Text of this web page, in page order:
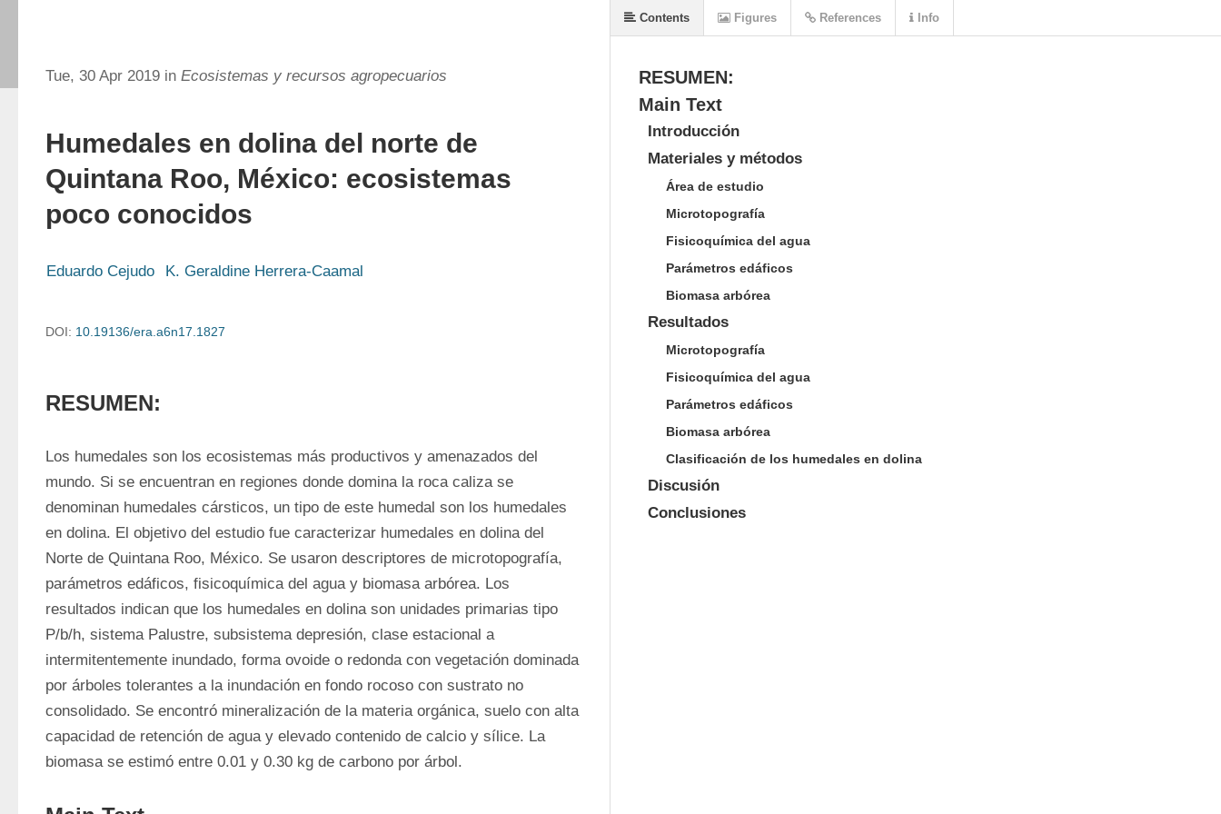
Tue, 30 Apr 2019 in Ecosistemas y recursos agropecuarios
Humedales en dolina del norte de
Quintana Roo, México: ecosistemas
poco conocidos
Eduardo Cejudo K. Geraldine Herrera-Caamal
DOI: 10.19136/era.a6n17.1827
RESUMEN:
Los humedales son los ecosistemas más productivos y amenazados del
mundo. Si se encuentran en regiones donde domina la roca caliza se
denominan humedales cársticos, un tipo de este humedal son los humedales
en dolina. El objetivo del estudio fue caracterizar humedales en dolina del
Norte de Quintana Roo, México. Se usaron descriptores de microtopografía,
parámetros edáficos, fisicoquímica del agua y biomasa arbórea. Los
resultados indican que los humedales en dolina son unidades primarias tipo
P/b/h, sistema Palustre, subsistema depresión, clase estacional a
intermitentemente inundado, forma ovoide o redonda con vegetación dominada
por árboles tolerantes a la inundación en fondo rocoso con sustrato no
consolidado. Se encontró mineralización de la materia orgánica, suelo con alta
capacidad de retención de agua y elevado contenido de calcio y sílice. La
biomasa se estimó entre 0.01 y 0.30 kg de carbono por árbol.
RESUMEN:
Main Text
Introducción
Materiales y métodos
Área de estudio
Microtopografía
Fisicoquímica del agua
Parámetros edáficos
Biomasa arbórea
Resultados
Microtopografía
Fisicoquímica del agua
Parámetros edáficos
Biomasa arbórea
Clasificación de los humedales en dolina
Discusión
Conclusiones
Contents Figures References Info